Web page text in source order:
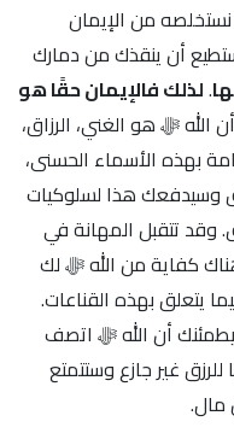
من الإيمان
أن ينقذك من دمارك
.لذلك فالإيمان حقًا هو
الله ﷻ هو الغني، الرزاق،
بهذه الأسماء الحسنى،
وسيدفعك هذا لسلوكيات
وقد تتقبل المهانة في
كفاية من الله ﷻ لك
يتعلق بهذه القناعات.
أن الله ﷻ اتصف
غير جازع وستتمتع
مال.